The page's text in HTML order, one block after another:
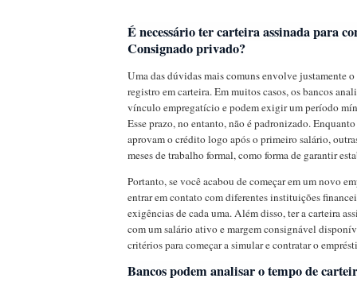
É necessário ter carteira assinada para
Consignado privado?
Uma das dúvidas mais comuns envolve justamente
registro em carteira. Em muitos casos, os bancos
vínculo empregatício e podem exigir um período
Esse prazo, no entanto, não é padronizado.
aprovam o crédito logo após o primeiro salário,
meses de trabalho formal, como forma de garantir
Portanto, se você acabou de começar em um novo
entrar em contato com diferentes instituições
exigências de cada uma. Além disso, ter a carteira
com um salário ativo e margem consignável
critérios para começar a simular e contratar o
Bancos podem analisar o tempo de